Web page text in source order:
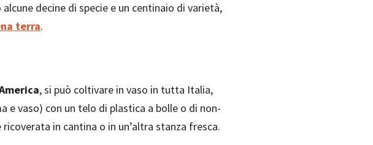
decine di specie e un centinaio di varietà,
terra.
, si può coltivare in vaso in tutta Italia,
e vaso) con un telo di plastica a bolle o di non-
in cantina o in un’altra stanza fresca.